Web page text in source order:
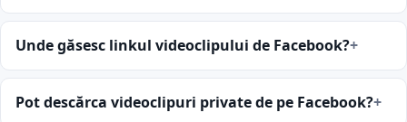
Unde găsesc linkul videoclipului de Facebook?
Pot descărca videoclipuri private de pe Facebook?